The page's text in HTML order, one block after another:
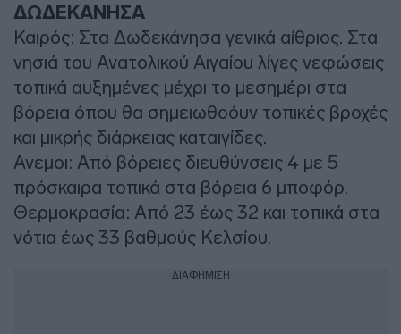
ΔΩΔΕΚΑΝΗΣΑ
Καιρός: Στα Δωδεκάνησα γενικά αίθριος. Στα
νησιά του Ανατολικού Αιγαίου λίγες νεφώσεις
τοπικά αυξημένες μέχρι το μεσημέρι στα
βόρεια όπου θα σημειωθοόυν τοπικές βροχές
και μικρής διάρκειας καταιγίδες.
Ανεμοι: Από βόρειες διευθύνσεις 4 με 5
πρόσκαιρα τοπικά στα βόρεια 6 μποφόρ.
Θερμοκρασία: Από 23 έως 32 και τοπικά στα
νότια έως 33 βαθμούς Κελσίου.
ΔΙΑΦΗΜΙΣΗ